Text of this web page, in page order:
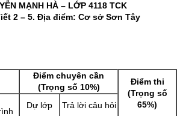
MẠNH HÀ – LỚP 4118 TCK
2 – 5. Địa điểm: Cơ sở Sơn Tây
Điểm chuyên cần
(Trọng số 10%)
Điểm thi
(Trọng số
65%)
Dự lớp Trả lời câu hỏi